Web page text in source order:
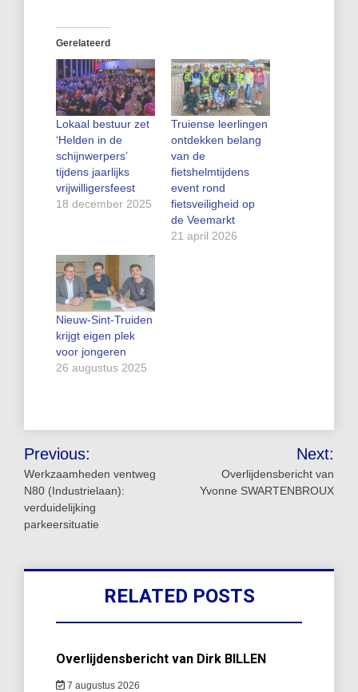
Gerelateerd
Lokaal bestuur zet
‘Helden in de
schijnwerpers’
tijdens jaarlijks
vrijwilligersfeest
18 december 2025
Truiense leerlingen
ontdekken belang
van de
fietshelmtijdens
event rond
fietsveiligheid op
de Veemarkt
21 april 2026
Nieuw-Sint-Truiden
krijgt eigen plek
voor jongeren
26 augustus 2025
Bericht
navigatie
Previous:
Werkzaamheden ventweg
N80 (Industrielaan):
verduidelijking
parkeersituatie
Next:
Overlijdensbericht van
Yvonne SWARTENBROUX
RELATED POSTS
Overlijdensbericht van Dirk BILLEN
7 augustus 2026